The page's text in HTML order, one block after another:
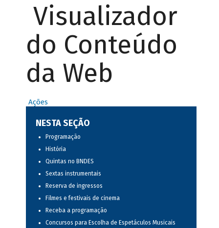
Visualizador
do Conteúdo
da Web
Ações
NESTA SEÇÃO
Programação
História
Quintas no BNDES
Sextas instrumentais
Reserva de ingressos
Filmes e festivais de cinema
Receba a programação
Concursos para Escolha de Espetáculos Musicais